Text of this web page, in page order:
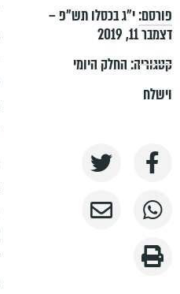
פורסם:י״ג בכסלו תש״פ –
דצמבר 11, 2019
קטגוריה:החלק היומי
וישלח